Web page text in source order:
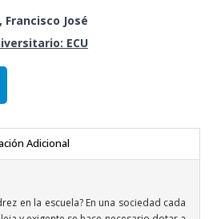
Francisco José
ECU
Adicional
en la escuela? En una sociedad cada